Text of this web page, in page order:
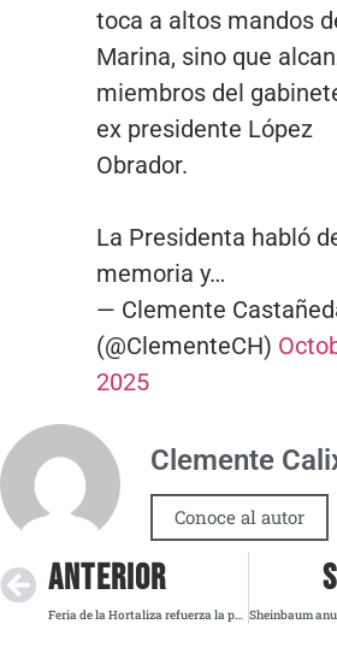
toca a altos mandos
Marina, sino que
miembros del
ex presidente López
Obrador.
La Presidenta habló
memoria y…
— Clemente
(@ClementeCH)
2025
Clemente
Conoce al autor
ANTERIOR
Feria de la Hortaliza refuerza la producción agrícola y el consumo local en Mixquic